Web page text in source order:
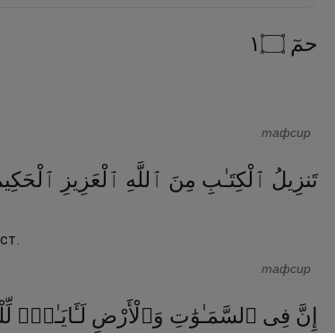
حمٓ ۝١
тафсир
تَنزِيلُ ٱلْكِتَـٰبِ مِنَ ٱللَّهِ ٱلْعَزِيزِ
тафсир
إِنَّ فِى ٱلسَّمَـٰوَٰتِ وَٱلْأَرْضِ لَـَٔايَـٰتٍۢ